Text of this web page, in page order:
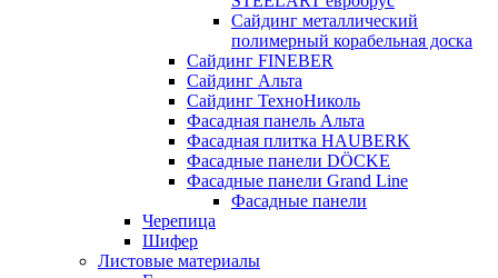
Сайдинг металлический
полимерный корабельная доска
Сайдинг FINEBER
Сайдинг Альта
Сайдинг ТехноНиколь
Фасадная панель Альта
Фасадная плитка HAUBERK
Фасадные панели DÖCKE
Фасадные панели Grand Line
Фасадные панели
Черепица
Шифер
Листовые материалы